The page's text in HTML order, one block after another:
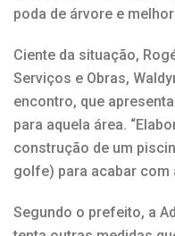
poda de árvore e
Ciente da situação,
Serviços e Obras,
encontro, que
para aquela área.
construção de um
golfe) para acabar com
Segundo o prefeito, a